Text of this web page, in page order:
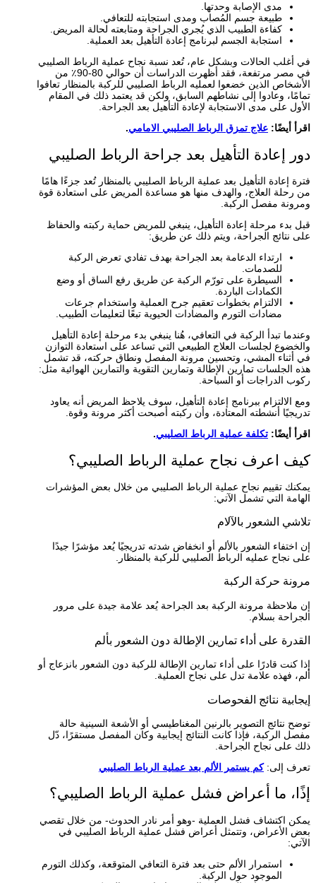
مدى الإصابة وحدتها.
طبيعة جسم المُصاب ومدى استجابته للتعافي.
كفاءة الطبيب الذي يُجري الجراحة ومتابعته لحالة المريض.
استجابة الجسم لبرنامج إعادة التأهيل بعد العملية.
في أغلب الحالات وبشكل عام، تُعد نسبة نجاح عملية الرباط الصليبي
في مصر مرتفعة، فقد أظهرت الدراسات أن حوالي 80-90٪ من
الأشخاص الذين خضعوا لعمليه الرباط الصليبي للركبة بالمنظار تعافوا
تمامًا، وعادوا إلى نشاطهم السابق، ولكن قد يعتمد ذلك في المقام
الأول على مدى الاستجابة لإعادة التأهيل بعد الجراحة.
اقرأ أيضًا: علاج تمزق الرباط الصليبي الامامي.
دور إعادة التأهيل بعد جراحة الرباط الصليبي
فترة إعادة التأهيل بعد عملية الرباط الصليبي بالمنظار تُعد جزءًا هامًا
من رحلة العلاج، والهدف منها هو مساعدة المريض على استعادة قوة
ومرونة مفصل الركبة.
قبل بدء مرحلة إعادة التأهيل، ينبغي للمريض حماية ركبته والحفاظ
على نتائج الجراحة، ويتم ذلك عن طريق:
ارتداء الدعامة بعد الجراحة بهدف تفادي تعرض الركبة
للصدمات.
السيطرة على تورّم الركبة عن طريق رفع الساق أو وضع
الكمادات الباردة.
الالتزام بخطوات تعقيم جرح العملية واستخدام جرعات
مضادات التورم والمضادات الحيوية تبعًا لتعليمات الطبيب.
وعندما تبدأ الركبة في التعافي، هُنا ينبغي بدء مرحلة إعادة التأهيل
والخضوع لجلسات العلاج الطبيعي التي تساعد على استعادة التوازن
في أثناء المشي، وتحسين مرونة المفصل ونطاق حركته، قد تشمل
هذه الجلسات تمارين الإطالة وتمارين التقوية والتمارين الهوائية مثل:
ركوب الدراجات أو السباحة.
ومع الالتزام ببرنامج إعادة التأهيل، سوف يلاحظ المريض أنه يعاود
تدريجيًا أنشطته المعتادة، وأن ركبته أصبحت أكثر مرونة وقوة.
اقرأ أيضًا: تكلفة عملية الرباط الصليبي.
كيف اعرف نجاح عملية الرباط الصليبي؟
يمكنك تقييم نجاح عملية الرباط الصليبي من خلال بعض المؤشرات
الهامة التي تشمل الآتي:
تلاشي الشعور بالآلام
إن اختفاء الشعور بالألم أو انخفاض شدته تدريجيًا يُعد مؤشرًا جيدًا
على نجاح عمليه الرباط الصليبي للركبة بالمنظار.
مرونة حركة الركبة
إن ملاحظة مرونة الركبة بعد الجراحة يُعد علامة جيدة على مرور
الجراحة بسلام.
القدرة على أداء تمارين الإطالة دون الشعور بألم
إذا كنت قادرًا على أداء تمارين الإطالة للركبة دون الشعور بانزعاج أو
ألم، فهذه علامة تدل على نجاح العملية.
إيجابية نتائج الفحوصات
توضح نتائج التصوير بالرنين المغناطيسي أو الأشعة السينية حالة
مفصل الركبة، فإذا كانت النتائج إيجابية وكان المفصل مستقرًا، دّل
ذلك على نجاح الجراحة.
تعرف إلى:كم يستمر الألم بعد عملية الرباط الصليبي
إذًا، ما أعراض فشل عملية الرباط الصليبي؟
يمكن اكتشاف فشل العملية -وهو أمر نادر الحدوث- من خلال تقصي
بعض الأعراض، وتتمثل أعراض فشل عملية الرباط الصليبي في
الآتي:
استمرار الألم حتى بعد فترة التعافي المتوقعة، وكذلك التورم
الموجود حول الركبة.